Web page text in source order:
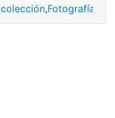
colección,Fotografías